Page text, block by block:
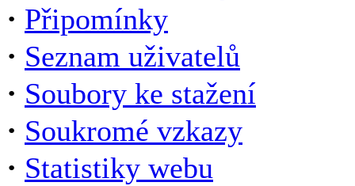
· Připomínky
· Seznam uživatelů
· Soubory ke stažení
· Soukromé vzkazy
· Statistiky webu